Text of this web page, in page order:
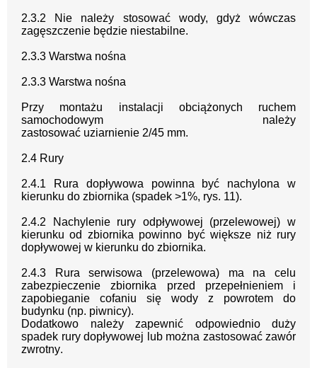
2.3.2 Nie należy stosować wody, gdyż wówczas
zagęszczenie będzie niestabilne.
2.3.3 Warstwa nośna
2.3.3 Warstwa nośna
Przy montażu instalacji obciążonych ruchem
samochodowym należy
zastosować uziarnienie 2/45 mm.
2.4 Rury
2.4.1 Rura dopływowa
powinna być nachylona w
kierunku do zbiornika (spadek >1%, rys. 11).
2.4.2 Nachylenie rury odpływowej (przelewowej) w
kierunku od zbiornika powinno być większe niż rury
dopływowej w kierunku do zbiornika.
2.4.3 Rura serwisowa (przelewowa)
ma na celu
zabezpieczenie zbiornika przed przepełnieniem i
zapobieganie cofaniu się wody z powrotem do
budynku (np. piwnicy).
Dodatkowo należy zapewnić odpowiednio duży
spadek rury dopływowej lub można zastosować zawór
zwrotny.